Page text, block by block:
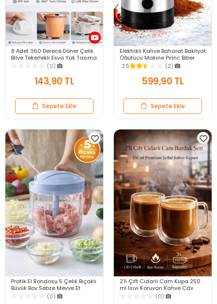
8 Adet 360 Derece Döner Çelik
Bilye Tekerlekli Eşya Yük Taşıma
Yapışkanlı Eşya Kaydırma
(0)
143,90 TL
Sepete Ekle
Elektrikli Kahve Baharat Bakliyat
Öğütücü Makine Pirinç Biber
Tahıl Öğütücü Değirmen Gıda
Öğütücü
2.5 (2)
599,90 TL
Sepete Ekle
Pratik El Rondosu 5 Çelik Bıçaklı
Büyük Boy Sebze Meyve Et
Soğan Doğrayıcı Blender Rende
(0)
2’li Çift Cidarlı Cam Kupa 250
ml Isıyı Koruyan Kahve Çay
Fincanı Kulplu Espresso Cam
(0)